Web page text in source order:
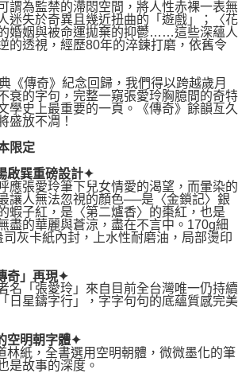
謂為監禁的滯悶空間，將人性赤裸一表無
迷失於奇異且幾近扭曲的「遊戲」；〈花
婚姻與被命運拋棄的抑鬱……這些深蘊人
的透視，經歷80年的淬鍊打磨，依舊令
傳奇》紀念回歸，我們得以跨越歲月
衰的字句，完整一窺張愛玲胸臆間的奇特
學史上最重要的一頁。《傳奇》餘韻亙久
盛放不凋！
限定
巽重磅設計✦
張愛玲筆下兒女情愛的渴望，而暈染的
讓人無法忽視的顏色──是〈金鎖記〉銀
蝦子紅，是〈第二爐香〉的棗紅，也是
盡的華麗與蒼涼，盡在不言中。170g細
灰卡紙內封，上水性耐磨油，局部燙印
」再現✦
名「張愛玲」來自目前全台灣唯一仍持續
日星鑄字行」，字字句句的底蘊質感完美
明朝字體✦
紙，全書選用空明朝體，微微墨化的筆
是故事的深度。